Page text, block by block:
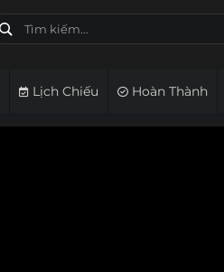
Lịch Chiếu Hoàn Thành